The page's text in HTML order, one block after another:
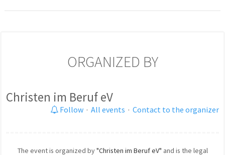
ORGANIZED BY
Christen im Beruf eV
Follow · All events · Contact to the organizer
The event is organized by"Christen im Beruf eV" and is the legal